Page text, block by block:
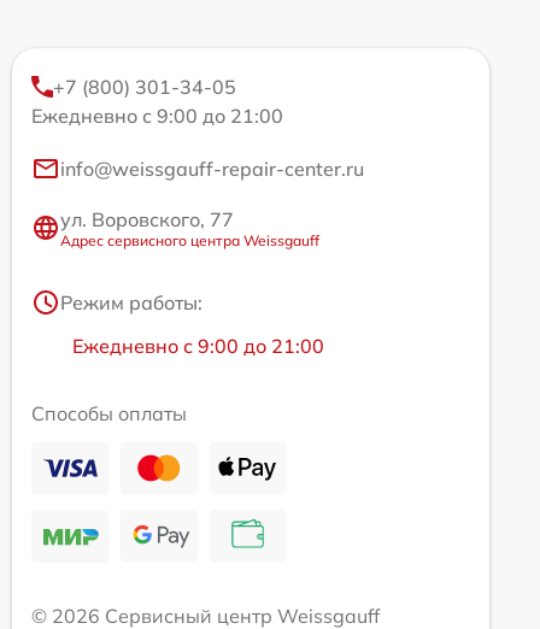
+7 (800) 301-34-05
Ежедневно с 9:00 до 21:00
info@weissgauff-repair-center.ru
ул. Воровского, 77
Адрес сервисного центра Weissgauff
Режим работы:
Ежедневно с 9:00 до 21:00
Способы оплаты
© 2026 Сервисный центр Weissgauff